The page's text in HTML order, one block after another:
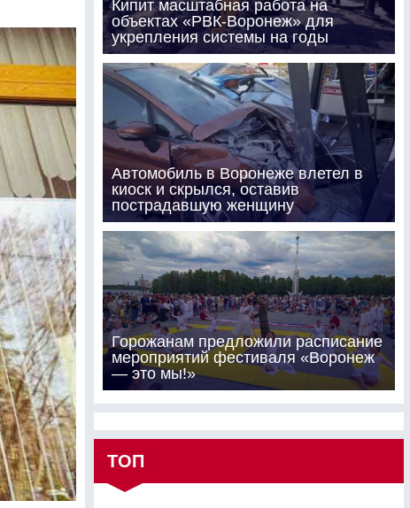
Кипит масштабная работа на
объектах «РВК-Воронеж» для
укрепления системы на годы
Автомобиль в Воронеже влетел в
киоск и скрылся, оставив
пострадавшую женщину
Горожанам предложили расписание
мероприятий фестиваля «Воронеж
— это мы!»
ТОП